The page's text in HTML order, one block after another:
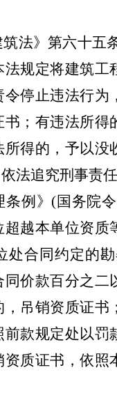
筑法》第六十
规定将建筑
停止违法行
；有违法所
得的，予以
法追究刑事责
例》 (国务院
越本单位资
处合同约定的
价款百分之
吊销资质证
款规定处以
质证书，依